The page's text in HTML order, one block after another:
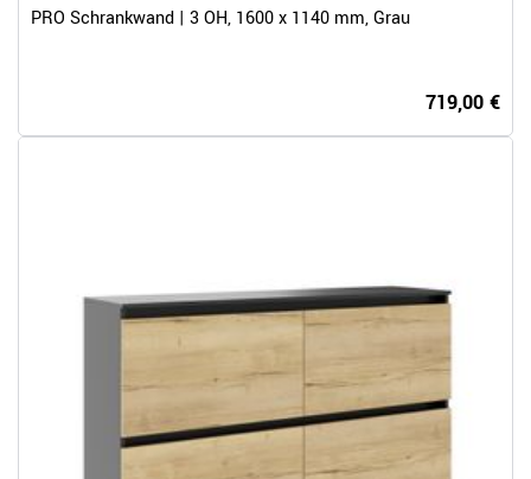
PRO Schrankwand | 3 OH, 1600 x 1140 mm, Grau
719,00 €